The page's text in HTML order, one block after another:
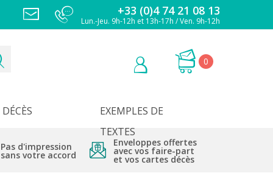
+33 (0)4 74 21 08 13
Lun.-Jeu. 9h-12h et 13h-17h / Ven. 9h-12h
0
DÉCÈS
EXEMPLES DE
TEXTES
Pas d'impression
sans votre accord
Enveloppes offertes
avec vos faire-part
et vos cartes décès